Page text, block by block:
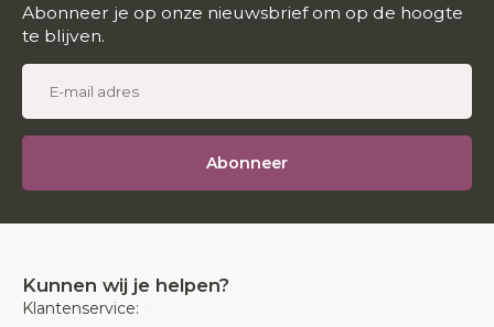
Abonneer je op onze nieuwsbrief om op de hoogte
te blijven.
Abonneer
Kunnen wij je helpen?
Klantenservice: